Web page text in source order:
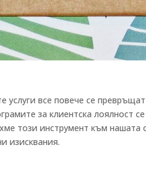
все повече се
за клиентска лоялност
този инструмент към
изисквания.